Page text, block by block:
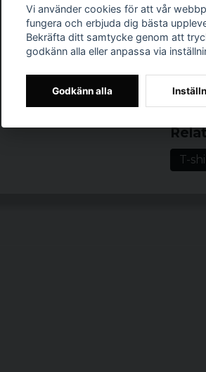
T-
Vi använder cookies för att vår
fungera och erbjuda dig bästa
Bekräfta ditt samtycke genom att
godkänn alla eller anpassa via
Godkänn alla